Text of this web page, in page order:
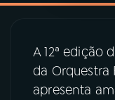
ÚLTIMAS
A 12ª edição
da Orquestra
apresenta